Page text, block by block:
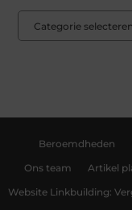
Beroemdheden
Ons team Artikel
Website Linkbuilding: